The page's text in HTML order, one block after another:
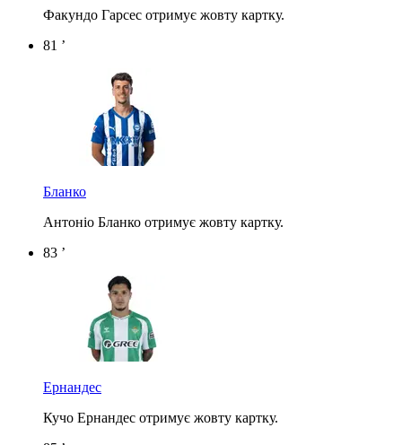
Факундо Гарсес отримує жовту картку.
81 ’
Бланко
Антоніо Бланко отримує жовту картку.
83 ’
Ернандес
Кучо Ернандес отримує жовту картку.